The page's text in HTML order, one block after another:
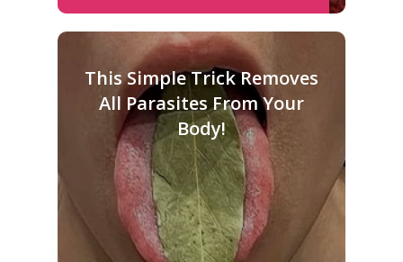
This Simple Trick Removes
All Parasites From Your
Body!